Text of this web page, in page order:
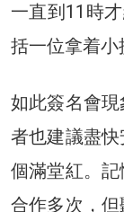
一直到11時
括一位拿着小
如此簽名會
者也建議盡
個滿堂紅。
合作多次，